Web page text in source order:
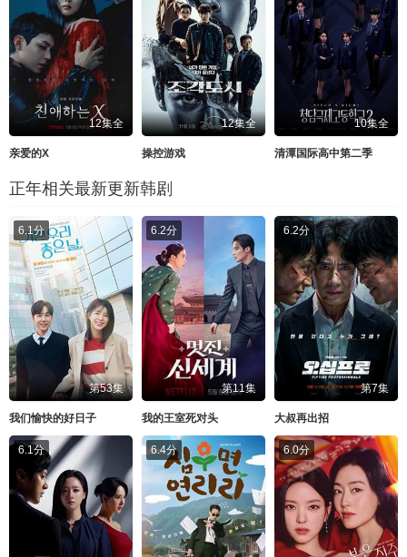
12集全
亲爱的X
12集全
操控游戏
10集全
清潭国际高中第二季
正年相关最新更新韩剧
6.1分
第53集
我们愉快的好日子
6.2分
第11集
我的王室死对头
6.2分
第7集
大叔再出招
6.1分 6.4分 6.0分